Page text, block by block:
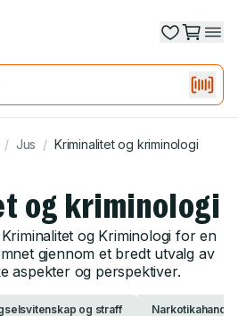
/ Jus / Kriminalitet og kriminologi
og kriminologi
og Kriminologi for en
gjennom et bredt utvalg av
aspekter og perspektiver.
og straff